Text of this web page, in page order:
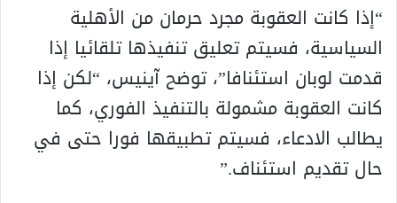
“إذا كانت العقوبة مجرد حرمان من الأهلية
السياسية، فسيتم تعليق تنفيذها تلقائيا إذا
قدمت لوبان استئنافا”، توضح آينيس، “لكن إذا
كانت العقوبة مشمولة بالتنفيذ الفوري، كما
يطالب الادعاء، فسيتم تطبيقها فورا حتى في
حال تقديم استئناف.”